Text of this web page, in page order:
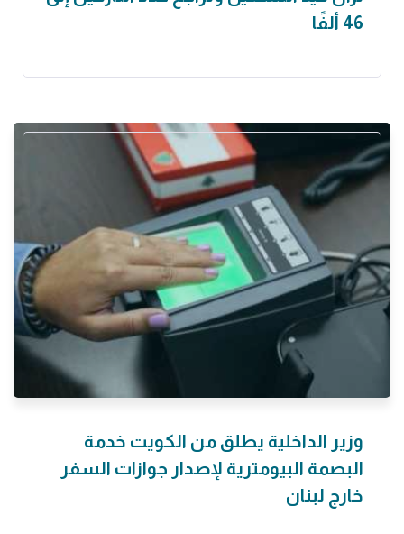
46 ألفًا
وزير الداخلية يطلق من الكويت خدمة
البصمة البيومترية لإصدار جوازات السفر
خارج لبنان